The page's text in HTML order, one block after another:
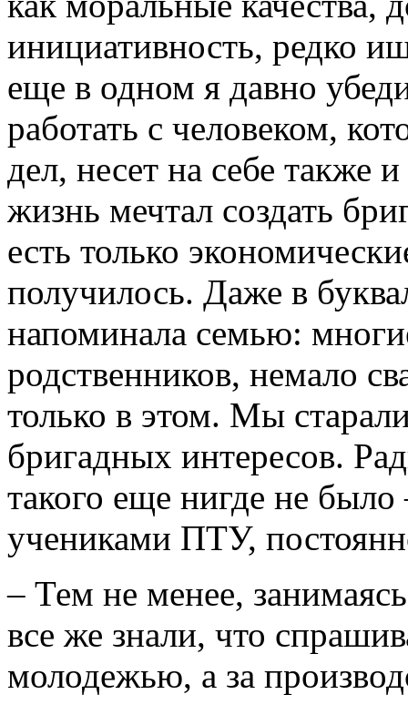
инициативность, редко
еще в одном я давно
работать с человеком,
дел, несет на себе также
жизнь мечтал создать
есть только
получилось. Даже в
напоминала семью:
родственников, немало
только в этом. Мы
бригадных интересов.
такого еще нигде не
учениками ПТУ,
– Тем не менее,
все же знали, что
молодежью, а за